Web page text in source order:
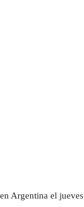
Argentina el jueves